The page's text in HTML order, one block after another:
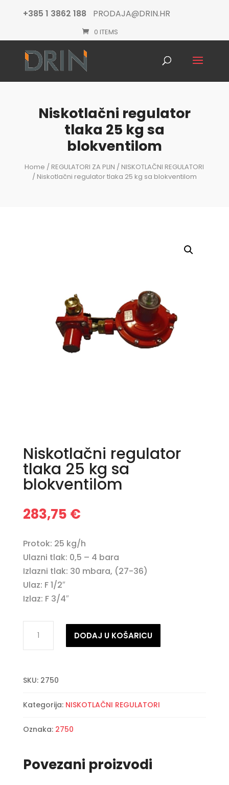
+385 1 3862 188 PRODAJA@DRIN.HR
0 ITEMS
Niskotlačni regulator
tlaka 25 kg sa
blokventilom
Home / REGULATORI ZA PLIN / NISKOTLAČNI REGULATORI
/ Niskotlačni regulator tlaka 25 kg sa blokventilom
Niskotlačni regulator
tlaka 25 kg sa
blokventilom
283,75 €
Protok: 25 kg/h
Ulazni tlak: 0,5 – 4 bara
Izlazni tlak: 30 mbara, (27-36)
Ulaz: F 1/2″
Izlaz: F 3/4″
Niskotlačni
regulator
kg
blokventilom
količina
DODAJ U KOŠARICU
SKU: 2750
Kategorija: NISKOTLAČNI REGULATORI
Oznaka: 2750
Povezani proizvodi